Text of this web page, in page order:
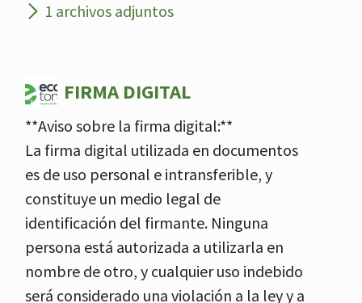
1 archivos adjuntos
FIRMA DIGITAL
**Aviso sobre la firma digital:**
La firma digital utilizada en documentos
es de uso personal e intransferible, y
constituye un medio legal de
identificación del firmante. Ninguna
persona está autorizada a utilizarla en
nombre de otro, y cualquier uso indebido
será considerado una violación a la ley y a